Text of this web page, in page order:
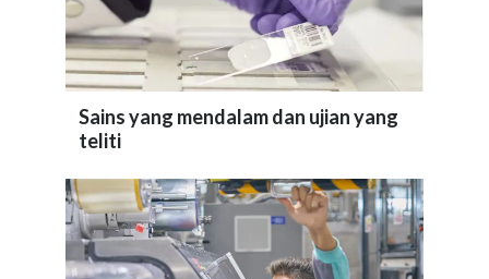
Sains yang mendalam dan ujian yang
teliti